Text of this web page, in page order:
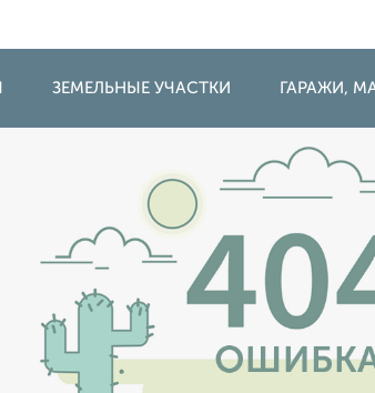
ЗЕМЕЛЬНЫЕ УЧАСТКИ ГАРАЖИ,